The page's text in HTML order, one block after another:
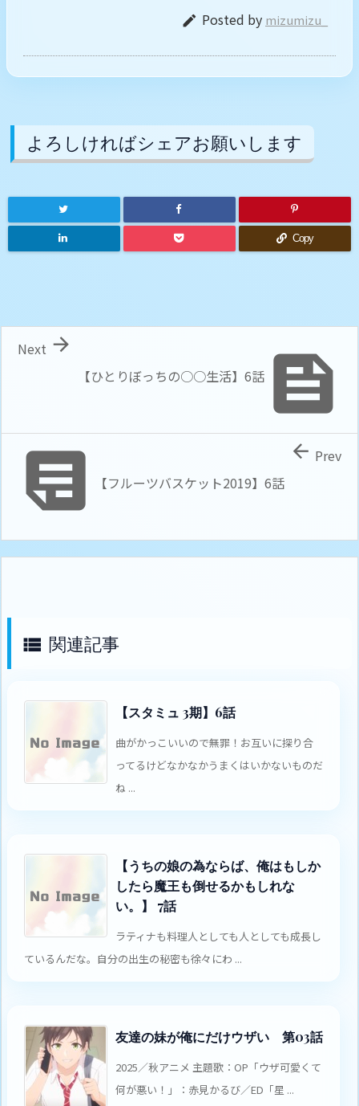
 Posted by mizumizu_
よろしければシェアお願いします
Copy

【ひとりぼっちの○○生活】6話

Next
 【フルーツバスケット2019】6話
 Prev
 関連記事
【スタミュ 3期】6話
曲がかっこいいので無罪！お互いに探り合
ってるけどなかなかうまくはいかないものだ
ね ...
【うちの娘の為ならば、俺はもしか
したら魔王も倒せるかもしれな
い。】 7話
ラティナも料理人としても人としても成長し
ているんだな。自分の出生の秘密も徐々にわ ...
友達の妹が俺にだけウザい 第03話
2025／秋アニメ 主題歌：OP「ウザ可愛くて
何が悪い！」：赤見かるび／ED「星 ...